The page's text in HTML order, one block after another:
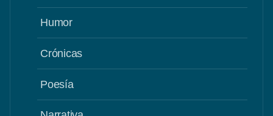
Humor
Crónicas
Poesía